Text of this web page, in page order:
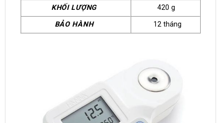
KHỐI LƯỢNG
420 g
BẢO HÀNH
12 tháng